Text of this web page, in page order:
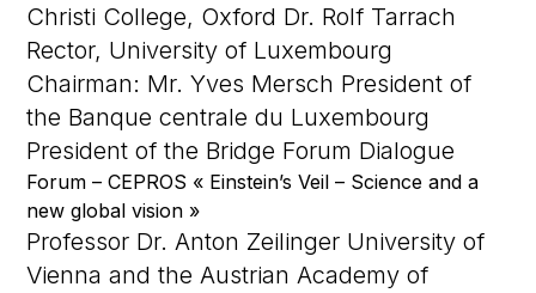
Christi College, Oxford Dr. Rolf Tarrach
Rector, University of Luxembourg
Chairman: Mr. Yves Mersch President of
the Banque centrale du Luxembourg
President of the Bridge Forum Dialogue
Forum – CEPROS « Einstein’s Veil – Science and a
new global vision »
Professor Dr. Anton Zeilinger University of
Vienna and the Austrian Academy of